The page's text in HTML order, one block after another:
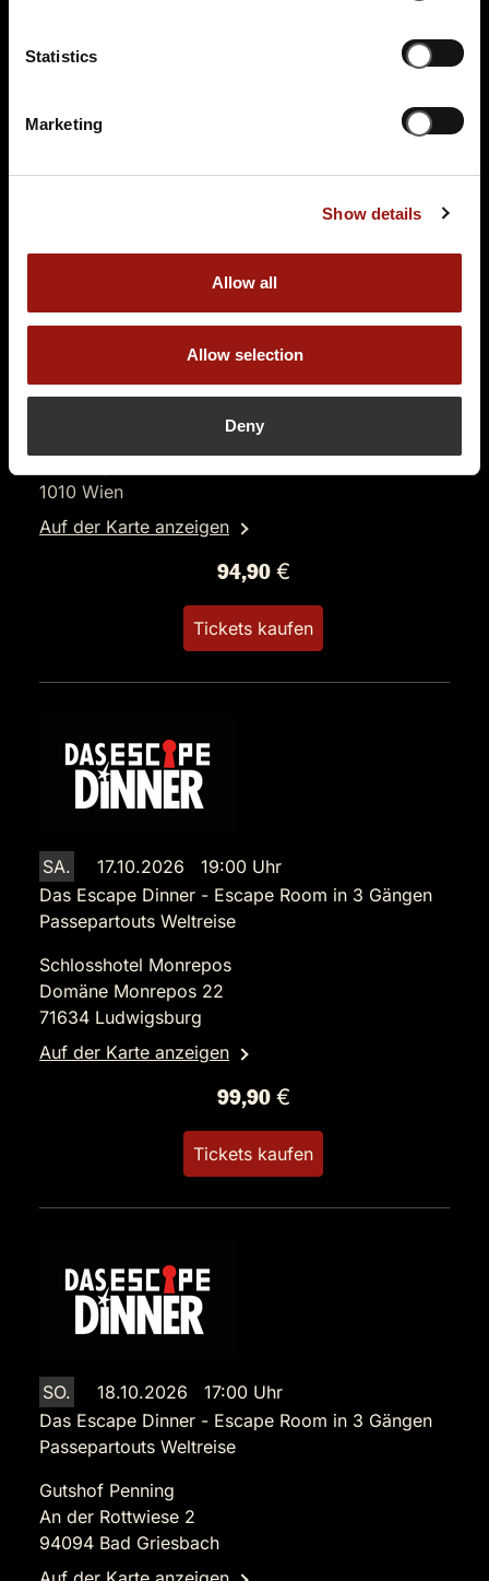
Statistics
Marketing
Show details
Allow all
Allow selection
Deny
Passepartouts Weltreise
1010 Wien
Auf der Karte anzeigen
94,90 €
Tickets kaufen
SA.
17.10.2026 19:00 Uhr
Das Escape Dinner - Escape Room in 3 Gängen
Passepartouts Weltreise
Schlosshotel Monrepos
Domäne Monrepos 22
71634 Ludwigsburg
Auf der Karte anzeigen
99,90 €
Tickets kaufen
SO.
18.10.2026 17:00 Uhr
Das Escape Dinner - Escape Room in 3 Gängen
Passepartouts Weltreise
Gutshof Penning
An der Rottwiese 2
94094 Bad Griesbach